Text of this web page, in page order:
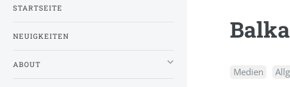
Medien
STARTSEITE
NEUIGKEITEN
ABOUT